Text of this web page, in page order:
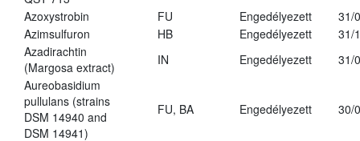
Azoxystrobin FU Engedélyezett
31/
Azimsulfuron
HB Engedélyezett
31/
Azadirachtin
(Margosa extract)
IN Engedélyezett
31/
Aureobasidium
pullulans (strains
DSM 14940 and
DSM 14941)
FU, BA Engedélyezett 30/